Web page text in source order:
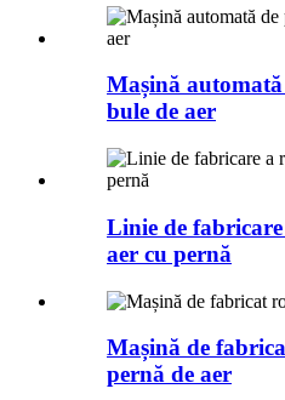
Mașină
bule de aer
Linie de
aer cu pernă
Mașină de
pernă de aer